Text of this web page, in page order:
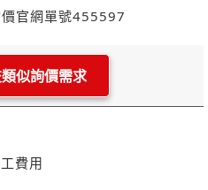
官網單號455597
似詢價需求
費用